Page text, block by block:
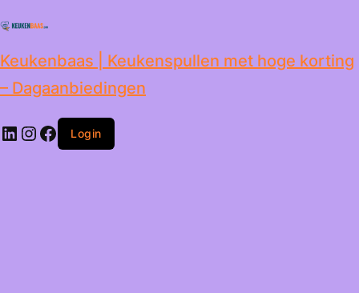
inhoud
Keukenbaas | Keukenspullen met hoge korting
– Dagaanbiedingen
Login